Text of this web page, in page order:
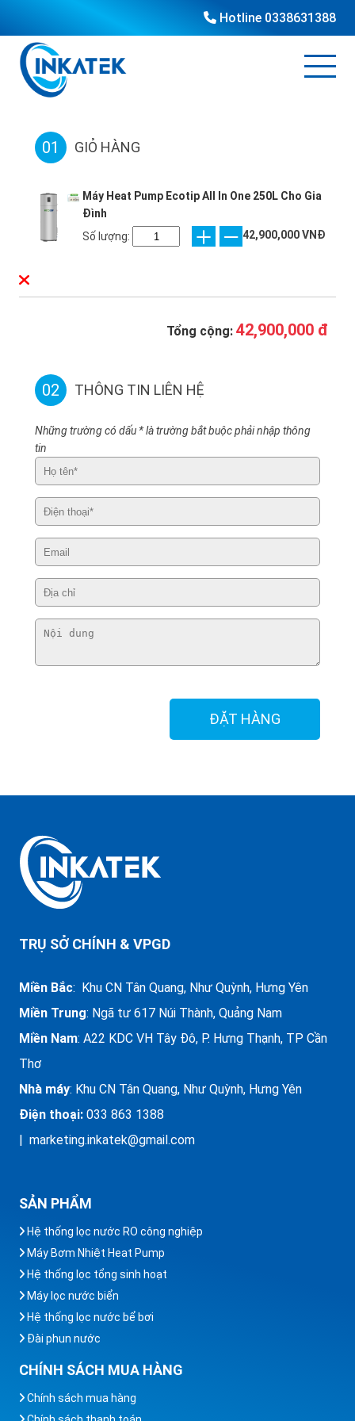
Hotline 0338631388
01 GIỎ HÀNG
Máy Heat Pump Ecotip All In One 250L Cho Gia
Đình
42,900,000 VNĐ
Số lượng:
Tổng cộng: 42,900,000 đ
02 THÔNG TIN LIÊN HỆ
Những trường có dấu * là trường bắt buộc phải nhập thông
tin
ĐẶT HÀNG
TRỤ SỞ CHÍNH & VPGD
Miền Bắc: Khu CN Tân Quang, Như Quỳnh, Hưng Yên
Miền Trung: Ngã tư 617 Núi Thành, Quảng Nam
Miền Nam: A22 KDC VH Tây Đô, P. Hưng Thạnh, TP Cần
Thơ
Nhà máy: Khu CN Tân Quang, Như Quỳnh, Hưng Yên
Điện thoại: 033 863 1388
| marketing.inkatek@gmail.com
SẢN PHẨM
Hệ thống lọc nước RO công nghiệp
Máy Bơm Nhiệt Heat Pump
Hệ thống lọc tổng sinh hoạt
Máy lọc nước biển
Hệ thống lọc nước bể bơi
Đài phun nước
CHÍNH SÁCH MUA HÀNG
Chính sách mua hàng